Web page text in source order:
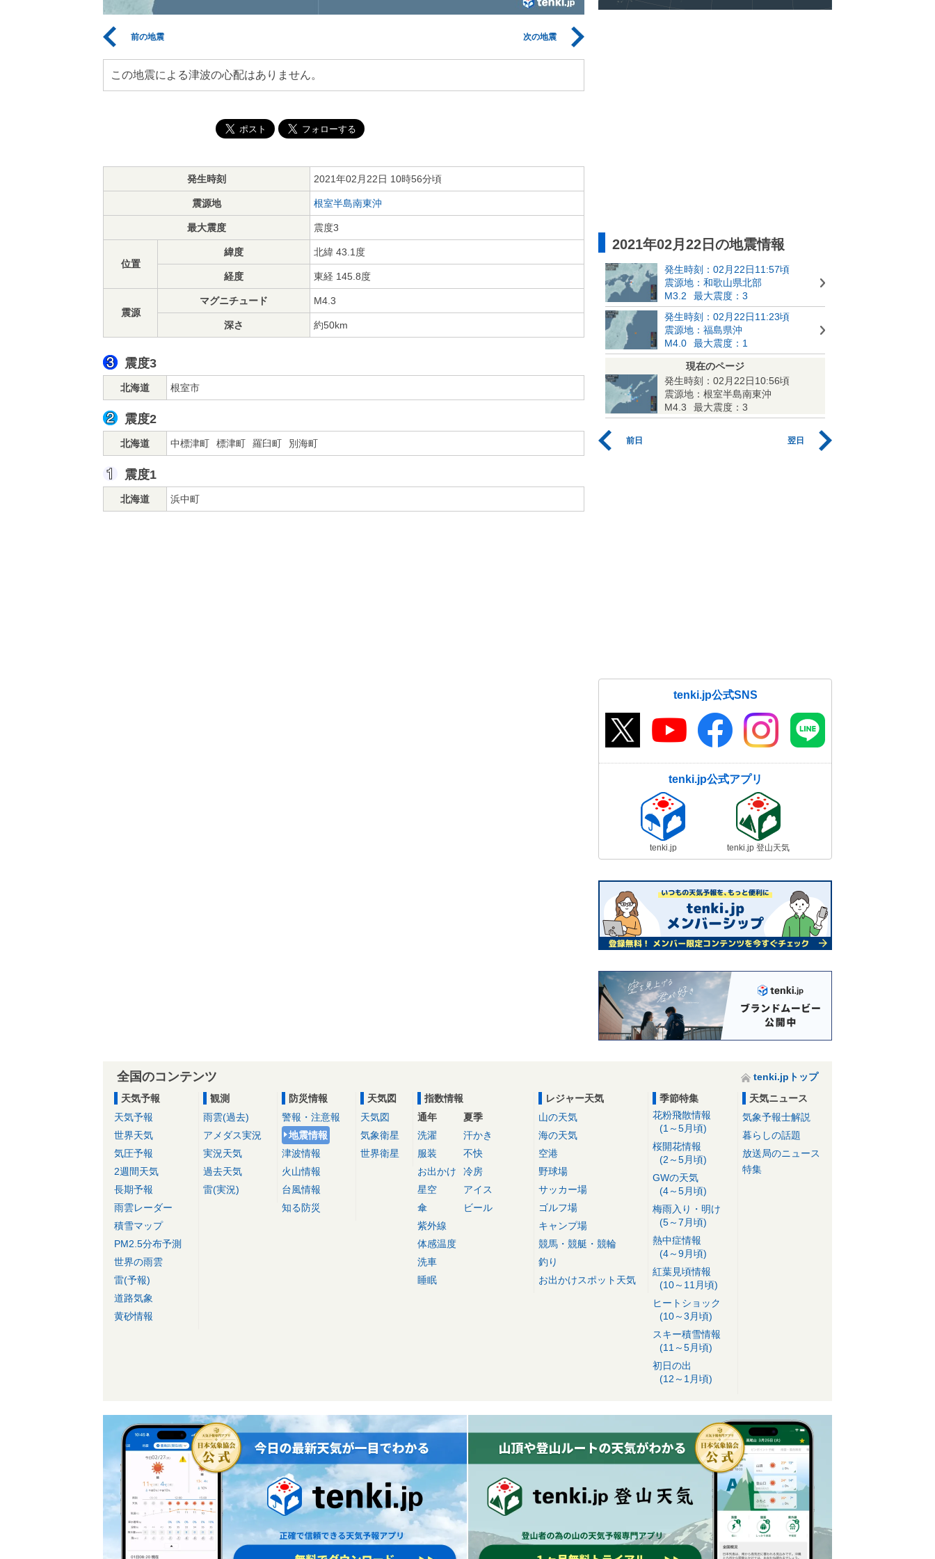
前の地震 次の地震
この地震による津波の心配はありません。
発生時刻 2021年02月22日 10時56分頃
震源地 根室半島南東沖
最大震度 震度3
位置
緯度 北緯 43.1度
経度 東経 145.8度
震源
マグニチュード M4.3
深さ 約50km
震度3
北海道 根室市
震度2
北海道 中標津町 標津町 羅臼町 別海町
震度1
北海道 浜中町
2021年02月22日の地震情報
発生時刻：02月22日11:57頃
震源地：和歌山県北部
M3.2
最大震度：3
発生時刻：02月22日11:23頃
震源地：福島県沖
M4.0
最大震度：1
現在のページ
発生時刻：02月22日10:56頃
震源地：根室半島南東沖
M4.3
最大震度：3
前日 翌日
tenki.jp公式SNS
tenki.jp公式アプリ
tenki.jp tenki.jp 登山天気
全国のコンテンツ
tenki.jpトップ
天気予報
天気予報
世界天気
気圧予報
2週間天気
長期予報
雨雲レーダー
積雪マップ
PM2.5分布予測
世界の雨雲
雷(予報)
道路気象
黄砂情報
観測
雨雲(過去)
アメダス実況
実況天気
過去天気
雷(実況)
防災情報
警報・注意報
地震情報
津波情報
火山情報
台風情報
知る防災
天気図
天気図
気象衛星
世界衛星
指数情報
通年
洗濯
服装
お出かけ
星空
傘
紫外線
体感温度
洗車
睡眠
夏季
汗かき
不快
冷房
アイス
ビール
レジャー天気
山の天気
海の天気
空港
野球場
サッカー場
ゴルフ場
キャンプ場
競馬・競艇・競輪
釣り
お出かけスポット天気
季節特集
花粉飛散情報
(1～5月頃)
桜開花情報
(2～5月頃)
GWの天気
(4～5月頃)
梅雨入り・明け
(5～7月頃)
熱中症情報
(4～9月頃)
紅葉見頃情報
(10～11月頃)
ヒートショック
(10～3月頃)
スキー積雪情報
(11～5月頃)
初日の出
(12～1月頃)
天気ニュース
気象予報士解説
暮らしの話題
放送局のニュース
特集